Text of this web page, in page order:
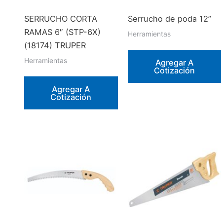
SERRUCHO CORTA
RAMAS 6″ (STP-6X)
(18174) TRUPER
Herramientas
Agregar A
Cotización
Serrucho de poda 12”
Herramientas
Agregar A
Cotización